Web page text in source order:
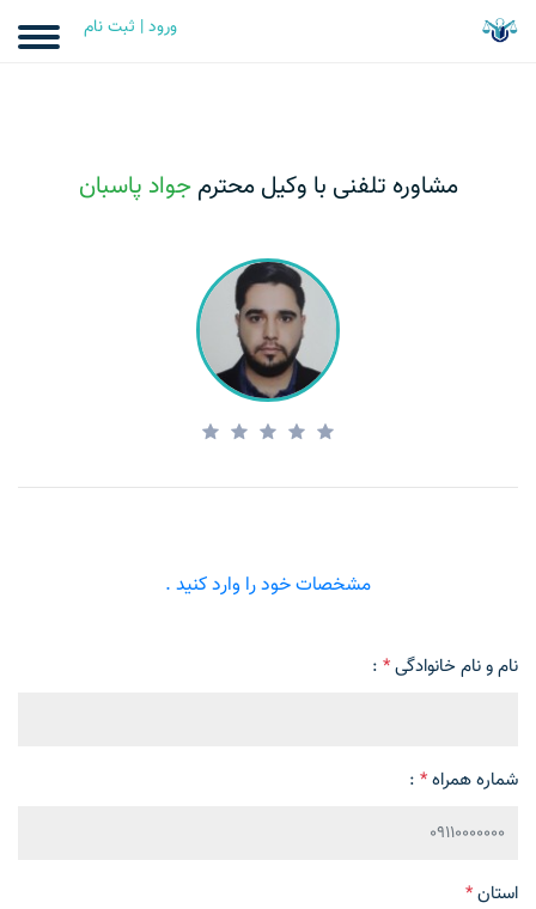
ورود | ثبت نام
مشاوره تلفنی با وکیل محترمجواد پاسبان
مشخصات خود را وارد کنید .
نام و نام خانوادگی*
:
شماره همراه*
:
استان*